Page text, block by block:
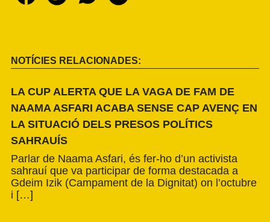
NOTÍCIES RELACIONADES:
LA CUP ALERTA QUE LA VAGA DE FAM DE
NAAMA ASFARI ACABA SENSE CAP AVENÇ EN
LA SITUACIÓ DELS PRESOS POLÍTICS
SAHRAUÍS
Parlar de Naama Asfari, és fer-ho d’un activista
sahrauí que va participar de forma destacada a
Gdeim Izik (Campament de la Dignitat) on l’octubre
i […]